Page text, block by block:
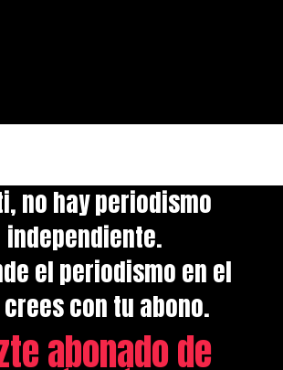
no hay periodismo
independiente.
el periodismo en el
con tu abono.
abonado de